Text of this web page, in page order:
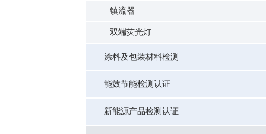
镇流器
双端荧光灯
涂料及包装材料检测
能效节能检测认证
新能源产品检测认证